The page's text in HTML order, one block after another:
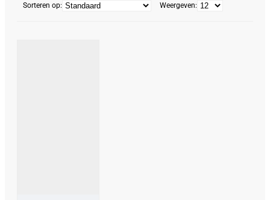
Sorteren op: Weergeven: